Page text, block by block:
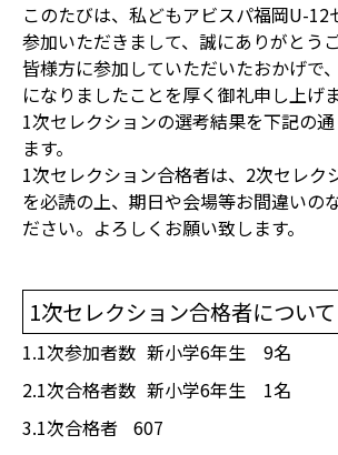
このたびは、私どもアビスパ福岡U-12
参加いただきまして、誠にありがとう
皆様方に参加していただいたおかげで
になりましたことを厚く御礼申し上げま
1次セレクションの選考結果を下記の
ます。
1次セレクション合格者は、2次セレク
を必読の上、期日や会場等お間違いの
ださい。よろしくお願い致します。
1次セレクション合格者について
1.1次参加者数 新小学6年生 9名
2.1次合格者数 新小学6年生 1名
3.1次合格者 607